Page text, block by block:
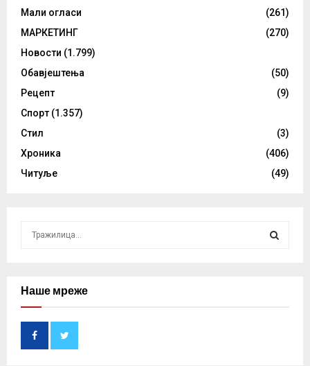
Мали огласи
(261)
МАРКЕТИНГ
(270)
Новости (1.799)
Обавјештења
(50)
Рецепт
(9)
Спорт (1.357)
Стил
(3)
Хроника
(406)
Читуље
(49)
cНаше мреже